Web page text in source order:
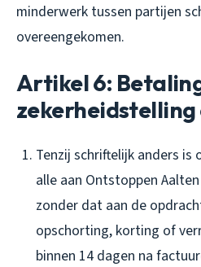
minderwerk tussen partijen
overeengekomen.
Artikel 6:
zekerheidstelling
Tenzij schriftelijk anders is
alle aan Ontstoppen
zonder dat aan de
opschorting, korting of
binnen 14 dagen na